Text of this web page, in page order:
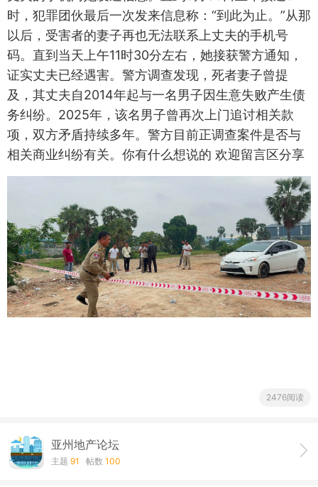
时，犯罪团伙最后一次发来信息称：“到此为止。”从那
以后，受害者的妻子再也无法联系上丈夫的手机号
码。直到当天上午11时30分左右，她接获警方通知，
证实丈夫已经遇害。警方调查发现，死者妻子曾提
及，其丈夫自2014年起与一名男子因生意失败产生债
务纠纷。2025年，该名男子曾再次上门追讨相关款
项，双方矛盾持续多年。警方目前正调查案件是否与
相关商业纠纷有关。你有什么想说的 欢迎留言区分享
2476阅读
亚州地产论坛
主题 91 帖数 100